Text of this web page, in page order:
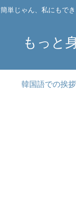
単じゃん、私にもで
もっと
韓国語での挨拶